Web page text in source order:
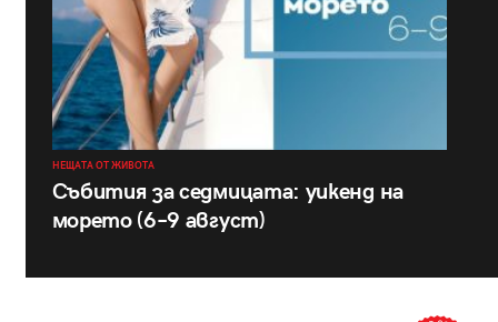
НЕЩАТА ОТ ЖИВОТА
Събития за седмицата: уикенд на
морето (6–9 август)